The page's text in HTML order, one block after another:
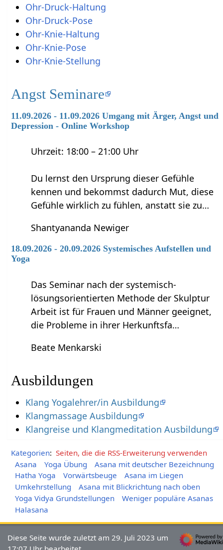
Ohr-Druck-Haltung
Ohr-Druck-Pose
Ohr-Knie-Haltung
Ohr-Knie-Pose
Ohr-Knie-Stellung
Angst Seminare
11.09.2026 - 11.09.2026 Umgang mit Ärger, Angst und
Depression - Online Workshop
Uhrzeit: 18:00 – 21:00 Uhr
Du lernst den Ursprung dieser Gefühle
kennen und bekommst dadurch Mut, diese
Gefühle wirklich zu fühlen, anstatt sie zu…
Shantyananda Newiger
18.09.2026 - 20.09.2026 Systemisches Aufstellen und
Yoga
Das Seminar nach der systemisch-
lösungsorientierten Methode der Skulptur
Arbeit ist für Frauen und Männer geeignet,
die Probleme in ihrer Herkunftsfa…
Beate Menkarski
Ausbildungen
Klang Yogalehrer/in Ausbildung
Klangmassage Ausbildung
Klangreise und Klangmeditation Ausbildung
Kategorien: Seiten, die die RSS-Erweiterung verwenden
Asana
Yoga Übung
Asana mit deutscher Bezeichnung
Hatha Yoga
Vorwärtsbeuge
Asana im Liegen
Umkehrstellung
Asana mit Blickrichtung nach oben
Yoga Vidya Grundstellungen
Weniger populäre Asanas
Halasana
Diese Seite wurde zuletzt am 29. Juli 2023 um